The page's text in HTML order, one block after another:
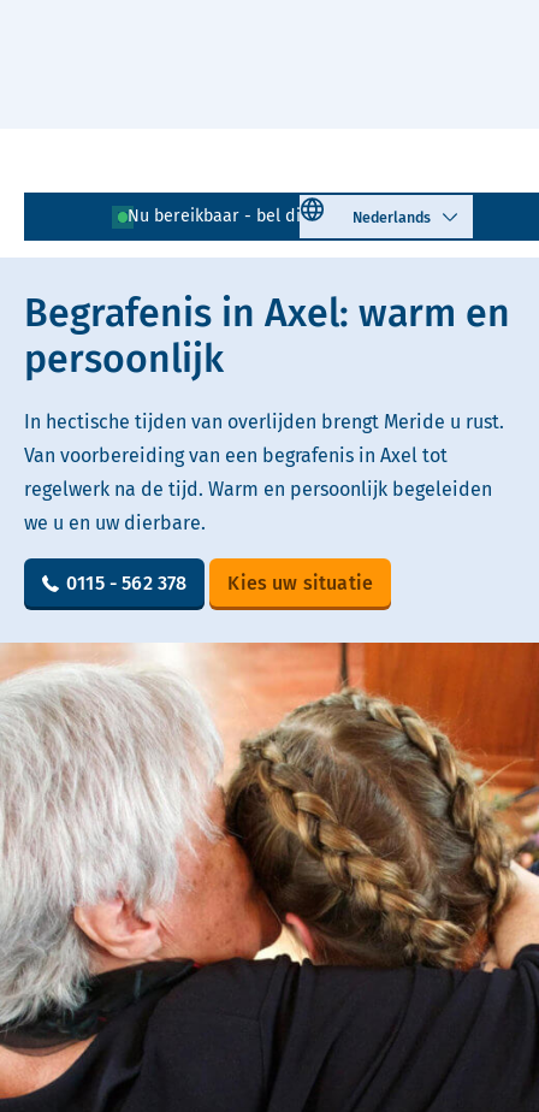
Nu bereikbaar - bel direct! 0115 - 562 378
Select language
Lees voor Uitleg woorden
Simpele tekst
Begrafenis in Axel: warm en
persoonlijk
In hectische tijden van overlijden brengt Meride u rust.
Van voorbereiding van een begrafenis in Axel tot
regelwerk na de tijd. Warm en persoonlijk begeleiden
we u en uw dierbare.
0115 - 562 378 Kies uw situatie